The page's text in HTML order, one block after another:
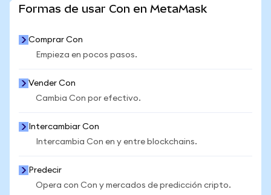
Formas de usar Con en MetaMask
Comprar Con
Empieza en pocos pasos.
Vender Con
Cambia Con por efectivo.
Intercambiar Con
Intercambia Con en y entre blockchains.
Predecir
Opera con Con y mercados de predicción cripto.